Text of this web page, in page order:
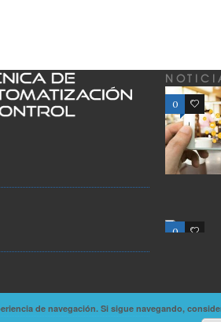
0 0
0 0
de navegación. Si sigue navegando,